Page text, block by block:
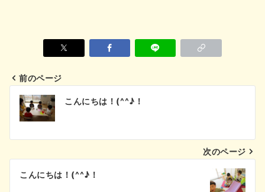
投
稿
ビ
前のページ
こんにちは！(^^♪！
次のページ
こんにちは！(^^♪！